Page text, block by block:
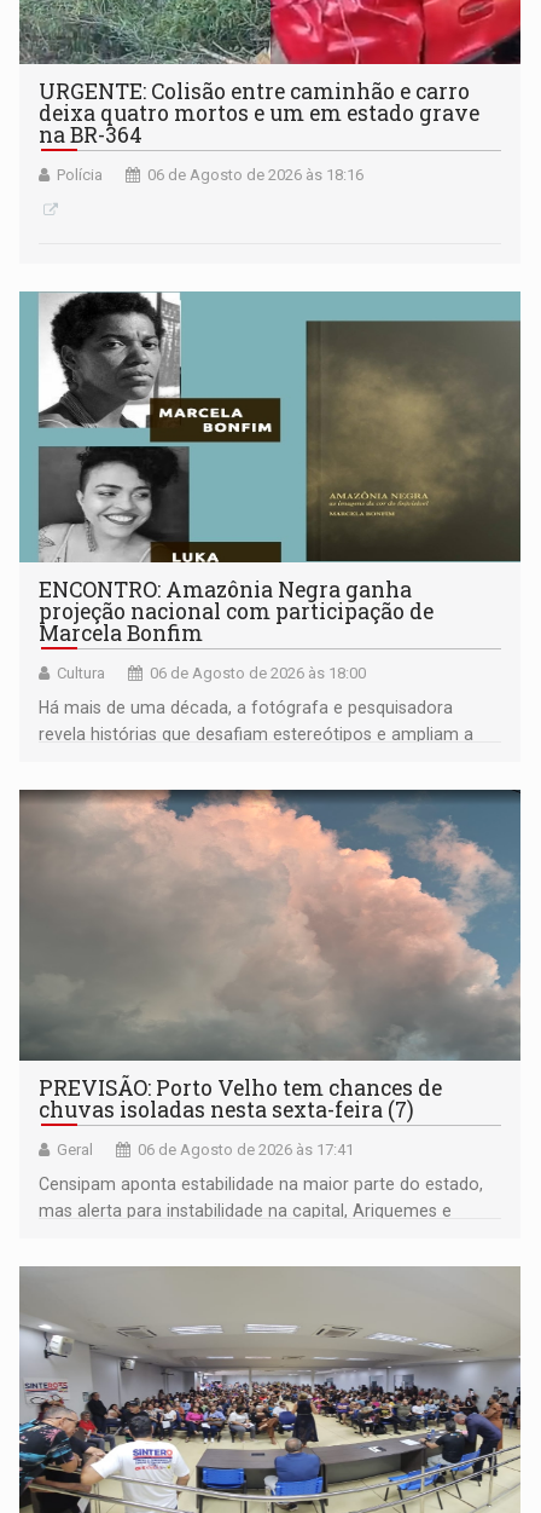
URGENTE: Colisão entre caminhão e carro
deixa quatro mortos e um em estado grave
na BR-364
Polícia 06 de Agosto de 2026 às 18:16
ENCONTRO: Amazônia Negra ganha
projeção nacional com participação de
Marcela Bonfim
Cultura 06 de Agosto de 2026 às 18:00
Há mais de uma década, a fotógrafa e pesquisadora
revela histórias que desafiam estereótipos e ampliam a
negras
PREVISÃO: Porto Velho tem chances de
chuvas isoladas nesta sexta-feira (7)
Geral 06 de Agosto de 2026 às 17:41
Censipam aponta estabilidade na maior parte do estado,
mas alerta para instabilidade na capital, Ariquemes e